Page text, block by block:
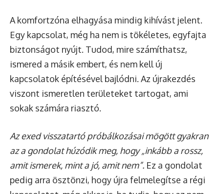
A komfortzóna elhagyása mindig kihívást jelent.
Egy kapcsolat, még ha nem is tökéletes, egyfajta
biztonságot nyújt. Tudod, mire számíthatsz,
ismered a másik embert, és nem kell új
kapcsolatok építésével bajlódni. Az újrakezdés
viszont ismeretlen területeket tartogat, ami
sokak számára riasztó.
Az exed visszatartó próbálkozásai mögött gyakran
az a gondolat húzódik meg, hogy „inkább a rossz,
amit ismerek, mint a jó, amit nem”. Ez a gondolat
pedig arra ösztönzi, hogy újra felmelegítse a régi